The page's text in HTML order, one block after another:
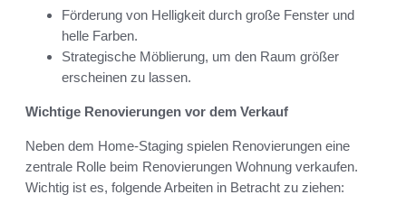
Förderung von Helligkeit durch große Fenster und
helle Farben.
Strategische Möblierung, um den Raum größer
erscheinen zu lassen.
Wichtige Renovierungen vor dem Verkauf
Neben dem Home-Staging spielen Renovierungen eine
zentrale Rolle beim Renovierungen Wohnung verkaufen.
Wichtig ist es, folgende Arbeiten in Betracht zu ziehen: